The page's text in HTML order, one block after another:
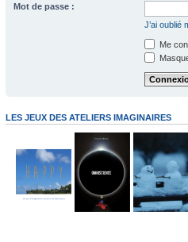
Mot de passe :
J’ai oublié
Me
LES JEUX DES ATELIERS IMAGINAIRES